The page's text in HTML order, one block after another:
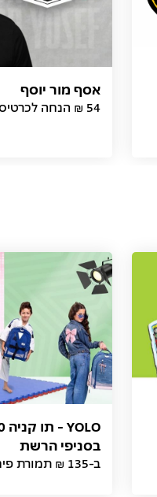
אסף מור יוסף
54 ₪ הנחה לכרטיס (תמורת פינוק)
בסניפי הרשת
ב-135 ₪ תמורת פינוק